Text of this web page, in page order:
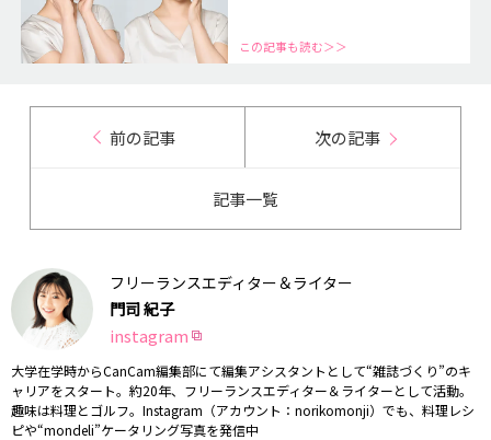
この記事も読む＞＞
前の記事 次の記事
記事一覧
フリーランスエディター＆ライター
門司 紀子
instagram
大学在学時からCanCam編集部にて編集アシスタントとして“雑誌づくり”のキ
ャリアをスタート。約20年、フリーランスエディター＆ライターとして活動。
趣味は料理とゴルフ。Instagram（アカウント：norikomonji）でも、料理レシ
ピや“mondeli”ケータリング写真を発信中